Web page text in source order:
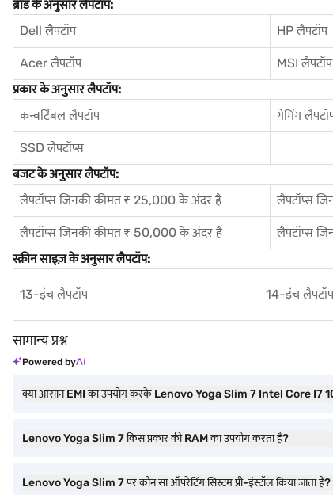
ब्रांड के अनुसार लैपटॉप:
Dell लैपटॉप
HP लैपटॉप
Acer लैपटॉप MSI लैपटॉप
प्रकार के अनुसार लैपटॉप:
कन्वर्टिबल लैपटॉप
गेमिंग
SSD लैपटॉप्स
बजट के अनुसार लैपटॉप:
लैपटॉप्स जिनकी कीमत ₹ 25,000 के अंदर है
लैपटॉप्स
लैपटॉप्स जिनकी कीमत ₹ 50,000 के अंदर है लैपटॉप्स
स्क्रीन साइज़ के अनुसार लैपटॉप:
13-इंच लैपटॉप 14-इंच लैपटॉप
सामान्य प्रश्न
Powered by
क्या आसान EMI का उपयोग करके Lenovo Yoga Slim 7 Intel Core
Lenovo Yoga Slim 7 किस प्रकार की RAM का उपयोग करता है?
Lenovo Yoga Slim 7 पर कौन सा ऑपरेटिंग सिस्टम प्री-इंस्टॉल किया जाता है?